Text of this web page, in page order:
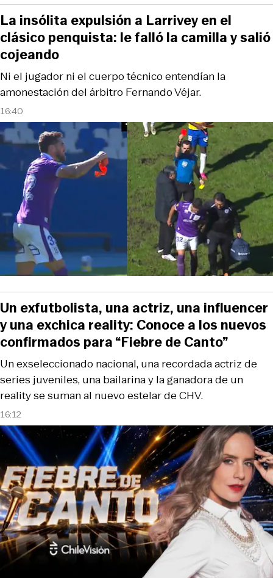
16:40
Ni el jugador ni el cuerpo técnico entendían la
amonestación del árbitro Fernando Véjar.
La insólita expulsión a Larrivey en el
clásico penquista: le falló la camilla y salió
cojeando
16:12
Un exseleccionado nacional, una recordada actriz de
series juveniles, una bailarina y la ganadora de un
reality se suman al nuevo estelar de CHV.
Un exfutbolista, una actriz, una influencer
y una exchica reality: Conoce a los nuevos
confirmados para “Fiebre de Canto”